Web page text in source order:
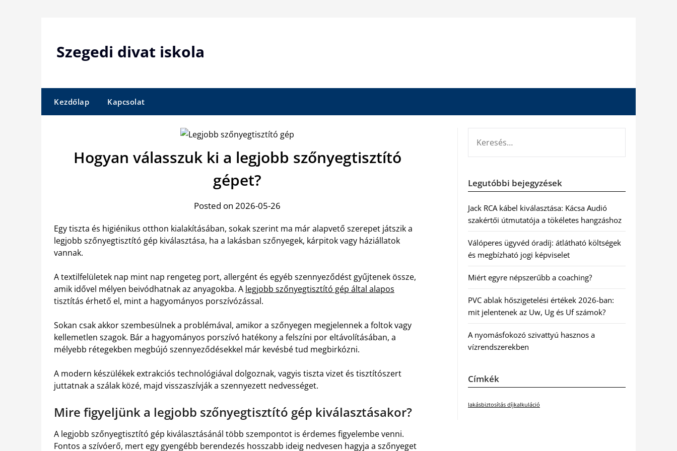
Szegedi divat iskola
Kezdőlap Kapcsolat
Hogyan válasszuk ki a legjobb szőnyegtisztító
gépet?
Posted on 2026-05-26
Egy tiszta és higiénikus otthon kialakításában, sokak szerint ma már alapvető szerepet játszik a
legjobb szőnyegtisztító gép kiválasztása, ha a lakásban szőnyegek, kárpitok vagy háziállatok
vannak.
A textilfelületek nap mint nap rengeteg port, allergént és egyéb szennyeződést gyűjtenek össze,
amik idővel mélyen beivódhatnak az anyagokba. A legjobb szőnyegtisztító gép által alapos
tisztítás érhető el, mint a hagyományos porszívózással.
Sokan csak akkor szembesülnek a problémával, amikor a szőnyegen megjelennek a foltok vagy
kellemetlen szagok. Bár a hagyományos porszívó hatékony a felszíni por eltávolításában, a
mélyebb rétegekben megbújó szennyeződésekkel már kevésbé tud megbirkózni.
A modern készülékek extrakciós technológiával dolgoznak, vagyis tiszta vizet és tisztítószert
juttatnak a szálak közé, majd visszaszívják a szennyezett nedvességet.
Mire figyeljünk a legjobb szőnyegtisztító gép kiválasztásakor?
A legjobb szőnyegtisztító gép kiválasztásánál több szempontot is érdemes figyelembe venni.
Fontos a szívóerő, mert egy gyengébb berendezés hosszabb ideig nedvesen hagyja a szőnyeget
Legutóbbi bejegyzések
Jack RCA kábel kiválasztása: Kácsa Audió
szakértői útmutatója a tökéletes hangzáshoz
Válóperes ügyvéd óradíj: átlátható költségek
és megbízható jogi képviselet
Miért egyre népszerűbb a coaching?
PVC ablak hőszigetelési értékek 2026-ban:
mit jelentenek az Uw, Ug és Uf számok?
A nyomásfokozó szivattyú hasznos a
vízrendszerekben
Címkék
lakásbiztosítás díjkalkuláció